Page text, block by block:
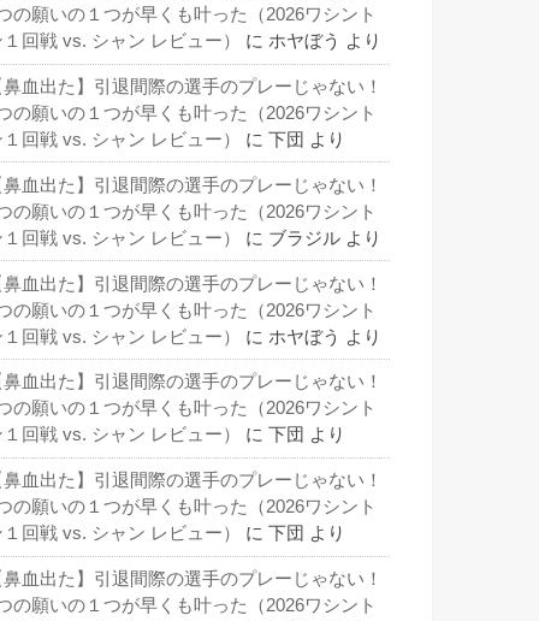
の願いの１つが早くも叶った（2026ワシント
１回戦 vs. シャン レビュー）
に ホヤぼう より
鼻血出た】引退間際の選手のプレーじゃない！
の願いの１つが早くも叶った（2026ワシント
１回戦 vs. シャン レビュー）
に 下団 より
鼻血出た】引退間際の選手のプレーじゃない！
の願いの１つが早くも叶った（2026ワシント
１回戦 vs. シャン レビュー）
に ブラジル より
鼻血出た】引退間際の選手のプレーじゃない！
の願いの１つが早くも叶った（2026ワシント
１回戦 vs. シャン レビュー）
に ホヤぼう より
鼻血出た】引退間際の選手のプレーじゃない！
の願いの１つが早くも叶った（2026ワシント
１回戦 vs. シャン レビュー）
に 下団 より
鼻血出た】引退間際の選手のプレーじゃない！
の願いの１つが早くも叶った（2026ワシント
１回戦 vs. シャン レビュー）
に 下団 より
鼻血出た】引退間際の選手のプレーじゃない！
の願いの１つが早くも叶った（2026ワシント